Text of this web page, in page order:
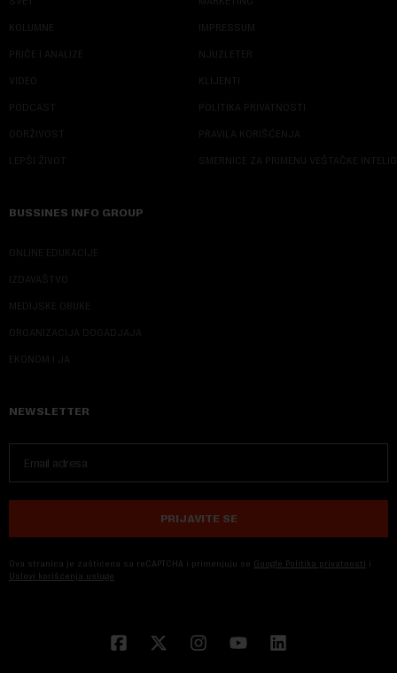
KOLUMNE
PRIČE I ANALIZE
VIDEO
PODCAST
ODRŽIVOST
LEPŠI ŽIVOT
IMPRESSUM
NJUZLETER
KLIJENTI
POLITIKA PRIVATNOSTI
PRAVILA KORIŠĆENJA
SMERNICE ZA PRIMENU VEŠTAČKE
BUSSINES INFO GROUP
ONLINE EDUKACIJE
IZDAVAŠTVO
MEDIJSKE OBUKE
ORGANIZACIJA DOGADJAJA
EKONOM I JA
NEWSLETTER
PRIJAVITE SE
Ova stranica je zaštićena sa reCAPTCHA i primenjuju se Google Politika privatnosti i
Uslovi korišćenja usluge